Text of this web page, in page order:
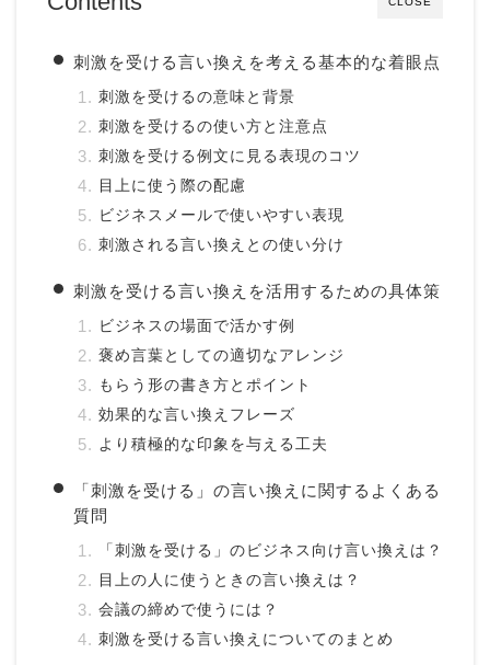
刺激を受ける言い換えを考える基本的な着眼点
刺激を受けるの意味と背景
刺激を受けるの使い方と注意点
刺激を受ける例文に見る表現のコツ
目上に使う際の配慮
ビジネスメールで使いやすい表現
刺激される言い換えとの使い分け
刺激を受ける言い換えを活用するための具体策
ビジネスの場面で活かす例
褒め言葉としての適切なアレンジ
もらう形の書き方とポイント
効果的な言い換えフレーズ
より積極的な印象を与える工夫
「刺激を受ける」の言い換えに関するよくある
質問
「刺激を受ける」のビジネス向け言い換えは？
目上の人に使うときの言い換えは？
会議の締めで使うには？
刺激を受ける言い換えについてのまとめ